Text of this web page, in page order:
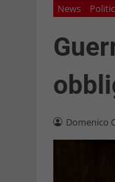
News
Domenico